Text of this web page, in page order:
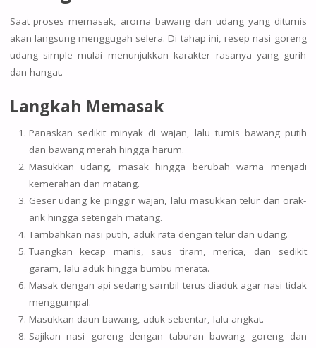
Saat proses memasak, aroma bawang dan udang yang ditumis
akan langsung menggugah selera. Di tahap ini, resep nasi goreng
udang simple mulai menunjukkan karakter rasanya yang gurih
dan hangat.
Langkah Memasak
Panaskan sedikit minyak di wajan, lalu tumis bawang putih
dan bawang merah hingga harum.
Masukkan udang, masak hingga berubah warna menjadi
kemerahan dan matang.
Geser udang ke pinggir wajan, lalu masukkan telur dan orak-
arik hingga setengah matang.
Tambahkan nasi putih, aduk rata dengan telur dan udang.
Tuangkan kecap manis, saus tiram, merica, dan sedikit
garam, lalu aduk hingga bumbu merata.
Masak dengan api sedang sambil terus diaduk agar nasi tidak
menggumpal.
Masukkan daun bawang, aduk sebentar, lalu angkat.
Sajikan nasi goreng dengan taburan bawang goreng dan